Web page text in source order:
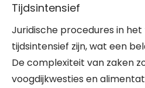
Tijdsintensief
Juridische procedures in
tijdsintensief zijn, wat een
De complexiteit van zaken
voogdijkwesties en